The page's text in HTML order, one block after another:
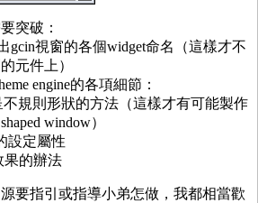
突破：
gcin視窗的各個widget命名（這樣才不
元件上）
engine的各項細節：
不規則形狀的方法（這樣才有可能製作
window）
設定屬性
果的辦法
要指引或指導小弟怎做，我都相當歡